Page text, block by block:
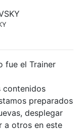
fue el Trainer
contenidos
preparados
desplegar
a otros en este